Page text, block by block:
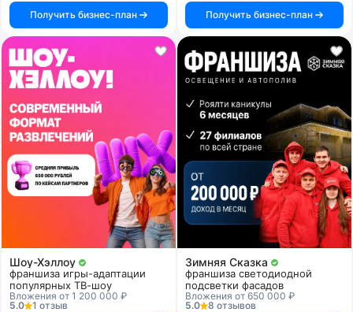
Получить бизнес-план
Получить бизнес-план
Шоу-Хэллоу
франшиза игры-адаптации
популярных ТВ-шоу
Вложения от 1 200 000 ₽
5.0
1 отзыв
Зимняя Сказка
франшиза светодиодной
подсветки фасадов
Вложения от 650 000 ₽
5.0
8 отзывов